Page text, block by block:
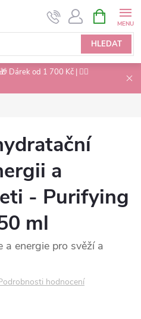
HLEDAT
NÁKUPNÍ
KOŠÍK
Dárek od 1 700 Kč | 💇‍♀️
a
- Purifying
ml
a energie pro svěží a
hodnocení